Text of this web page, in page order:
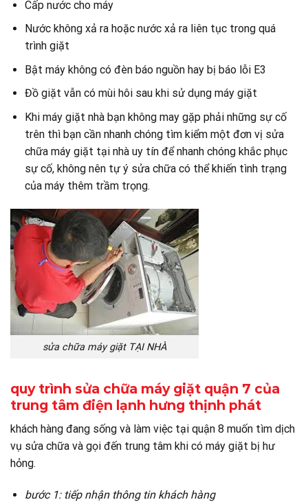
Cấp nước cho máy
Nước không xả ra hoặc nước xả ra liên tục trong quá
trình giặt
Bật máy không có đèn báo nguồn hay bị báo lỗi E3
Đồ giặt vẫn có mùi hôi sau khi sử dụng máy giặt
Khi máy giặt nhà bạn không may gặp phải những sự cố
trên thì bạn cần nhanh chóng tìm kiểm một đơn vị sửa
chữa máy giặt tại nhà uy tín để nhanh chóng khắc phục
sự cố, không nên tự ý sửa chữa có thể khiến tình trạng
của máy thêm trầm trọng.
sửa chữa máy giặt TẠI NHÀ
quy trình sửa chữa máy giặt quận 7 của
trung tâm điện lạnh hưng thịnh phát
khách hàng đang sống và làm việc tại quận 8 muốn tìm dịch
vụ sửa chữa và gọi đến trung tâm khi có máy giặt bị hư
hỏng.
bước 1: tiếp nhận thông tin khách hàng